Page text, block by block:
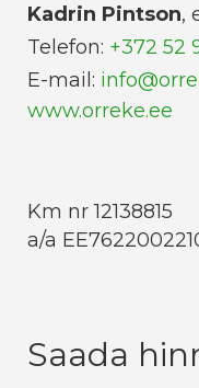
Kadrin Pintson,
Telefon: +372 52
E-mail:
www.orreke.ee
Km nr 12138815
a/a
Saada